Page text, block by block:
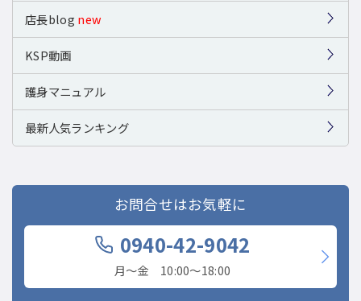
店長blog new
KSP動画
護身マニュアル
最新人気ランキング
お問合せはお気軽に
0940-42-9042
月〜金 10:00〜18:00